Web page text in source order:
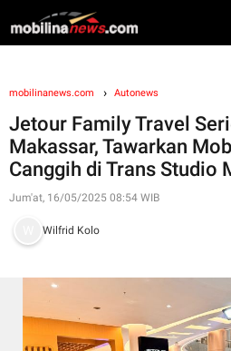
mobilinanews.com Autonews
Jetour Family Travel
Makassar, Tawarkan
Canggih di Trans Studio
Jum'at, 16/05/2025 08:54 WIB
Wilfrid Kolo